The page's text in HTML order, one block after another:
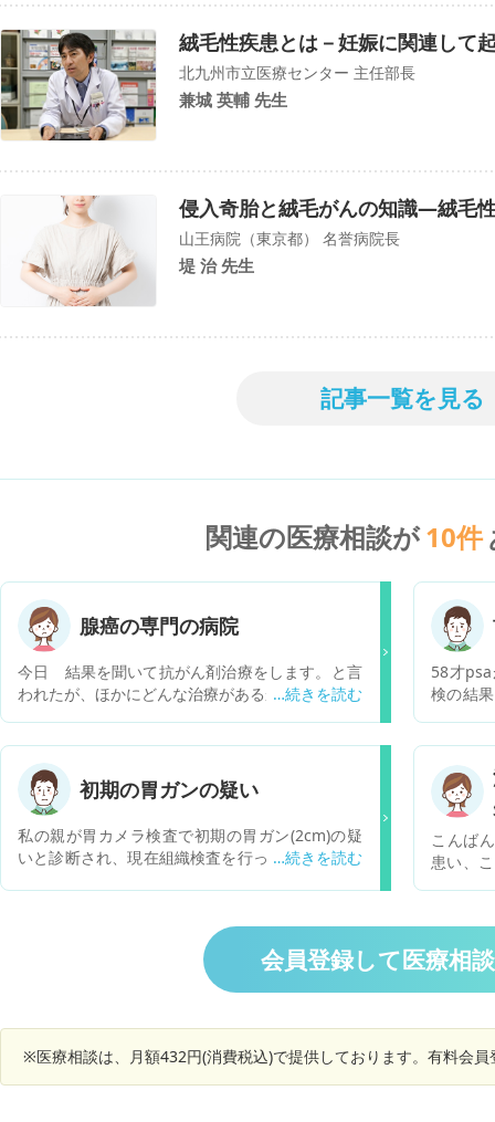
絨毛性疾患とは－妊娠に関連して
北九州市立医療センター 主任部長
兼城 英輔 先生
侵入奇胎と絨毛がんの知識―絨毛
山王病院（東京都） 名誉病院長
堤 治 先生
記事一覧を見る
関連の医療相談が10件
腺癌の専門の病院
今日 結果を聞いて抗がん剤治療をします。と言
われたが、ほかにどんな治療があるか知りたい
58才
検の結
初期の胃ガンの疑い
私の親が胃カメラ検査で初期の胃ガン(2cm)の疑
いと診断され、現在組織検査を行っています。自
っていけばよろしいでしょうか？ また、これくら
いのガンであった場合、どのような配慮、心配、
気を遣えばよろしいでしょうか？ 一般的な話で結
構ですので教えてください。
こんば
患い、
変がみ
かかる
一昨年
性かし
会員登録して医療相
※医療相談は、月額432円(消費税込)で提供しております。有料会